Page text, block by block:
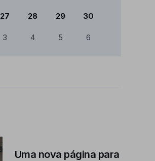
27 28 29 30
3 4 5 6
Uma nova página para